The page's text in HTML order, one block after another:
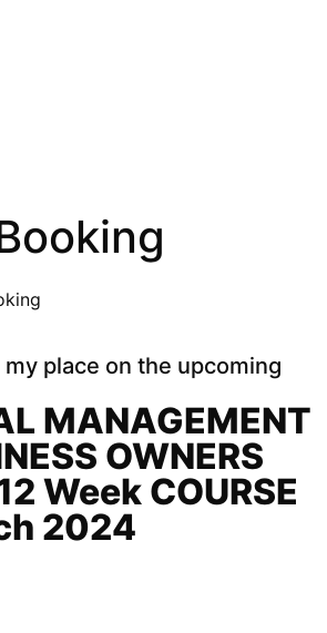
place on the upcoming
MANAGEMENT
OWNERS
Week COURSE
2024